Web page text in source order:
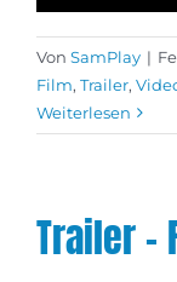
Von SamPlay |
Film, Trailer,
Weiterlesen
Trailer –